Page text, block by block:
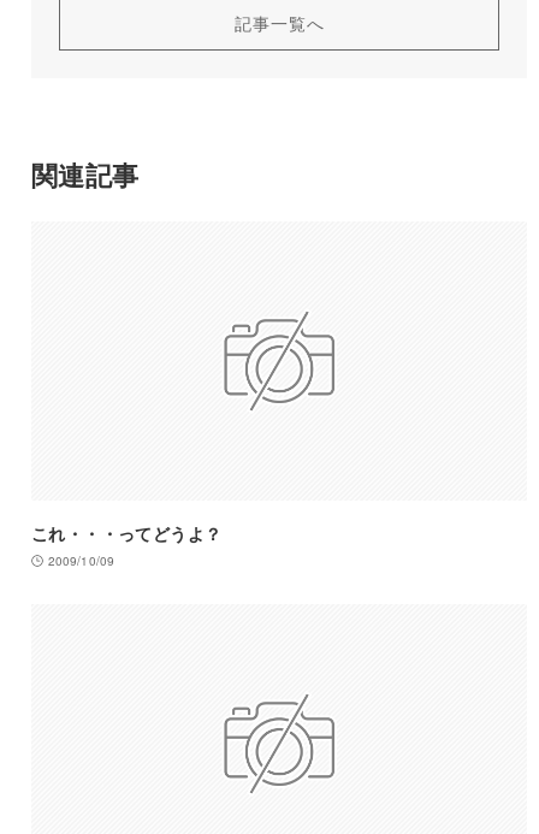
記事一覧へ
関連記事
これ・・・ってどうよ？
2009/10/09